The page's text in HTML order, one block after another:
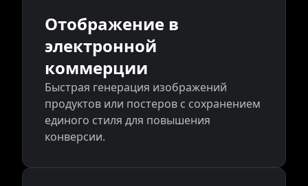
Отображение в
электронной
коммерции
Быстрая генерация изображений
продуктов или постеров с сохранением
единого стиля для повышения
конверсии.